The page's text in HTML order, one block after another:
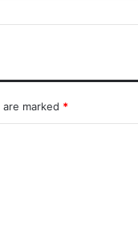
marked *